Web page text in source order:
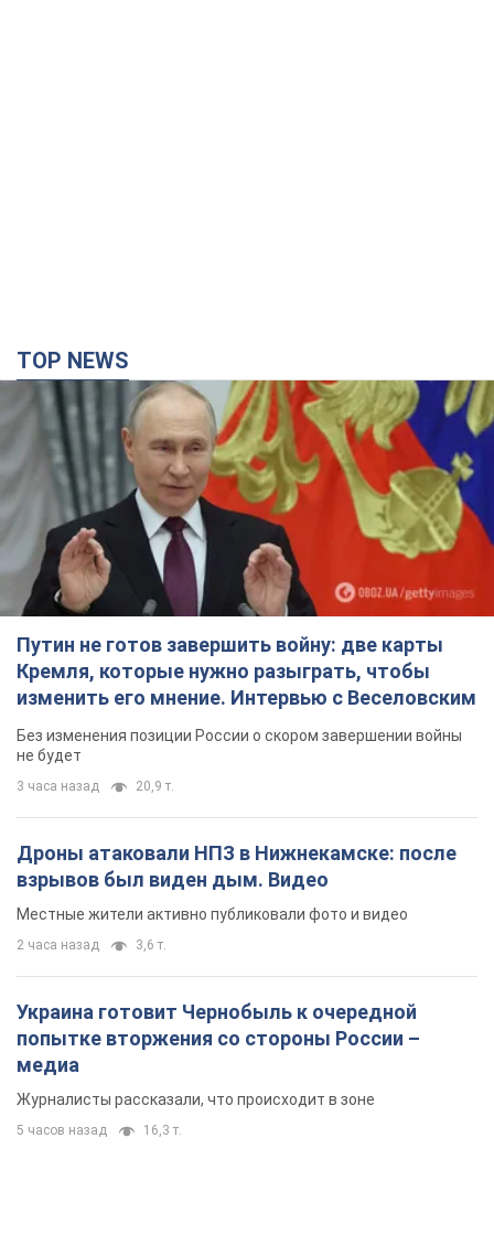
Путин не готов завершить войну: две карты
Кремля, которые нужно разыграть, чтобы
изменить его мнение. Интервью с Веселовским
Без изменения позиции России о скором завершении войны
не будет
3 часа назад 20,9 т.
Дроны атаковали НПЗ в Нижнекамске: после
взрывов был виден дым. Видео
Местные жители активно публиковали фото и видео
2 часа назад
Украина готовит Чернобыль к очередной
попытке вторжения со стороны России –
медиа
Журналисты рассказали, что происходит в зоне
5 часов назад 16,3 т.